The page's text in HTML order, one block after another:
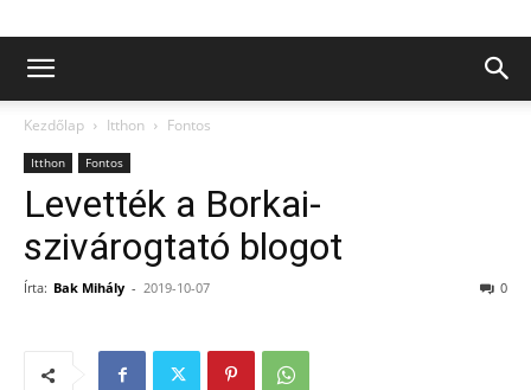
Kezdőlap Itthon Fontos
Itthon Fontos
Levették a Borkai-
szivárogtató blogot
Írta: Bak Mihály - 2019-10-07 0